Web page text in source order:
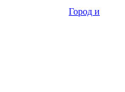
Город и